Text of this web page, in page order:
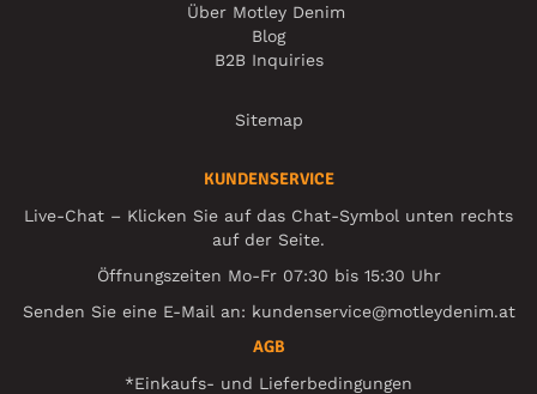
Über Motley Denim
Blog
B2B Inquiries
Sitemap
KUNDENSERVICE
Live-Chat – Klicken Sie auf das Chat-Symbol unten rechts
auf der Seite.
Öffnungszeiten Mo-Fr 07:30 bis 15:30 Uhr
Senden Sie eine E-Mail an: kundenservice@motleydenim.at
AGB
*Einkaufs- und Lieferbedingungen